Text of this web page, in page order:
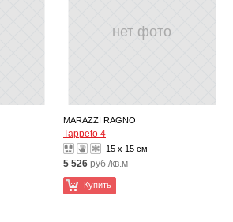
нет фото
MARAZZI RAGNO
Tappeto 4
15 x 15 см
5 526 руб./кв.м
Купить